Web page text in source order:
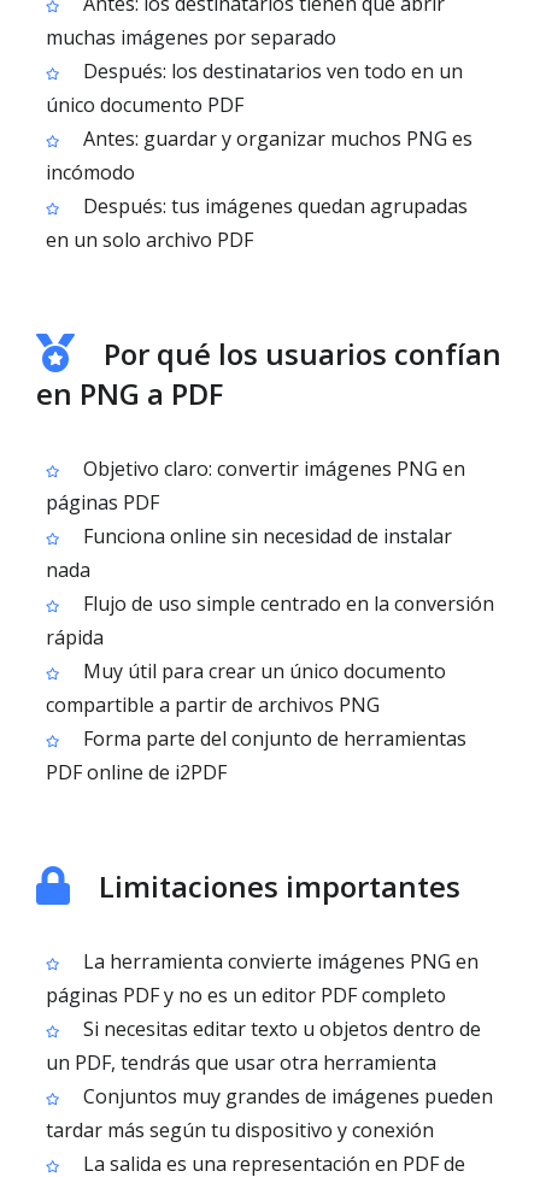
muchas imágenes por separado
Después: los destinatarios ven todo en un
único documento PDF
Antes: guardar y organizar muchos PNG es
incómodo
Después: tus imágenes quedan agrupadas
en un solo archivo PDF
Por qué los usuarios confían
en PNG a PDF
Objetivo claro: convertir imágenes PNG en
páginas PDF
Funciona online sin necesidad de instalar
nada
Flujo de uso simple centrado en la conversión
rápida
Muy útil para crear un único documento
compartible a partir de archivos PNG
Forma parte del conjunto de herramientas
PDF online de i2PDF
Limitaciones importantes
La herramienta convierte imágenes PNG en
páginas PDF y no es un editor PDF completo
Si necesitas editar texto u objetos dentro de
un PDF, tendrás que usar otra herramienta
Conjuntos muy grandes de imágenes pueden
tardar más según tu dispositivo y conexión
La salida es una representación en PDF de